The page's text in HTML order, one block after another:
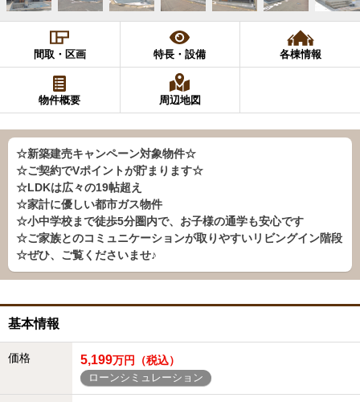
間取・区画 特長・設備 各棟情報
物件概要 周辺地図
☆新築建売キャンペーン対象物件☆
☆ご契約でVポイントが貯まります☆
☆LDKは広々の19帖超え
☆家計に優しい都市ガス物件
☆小中学校まで徒歩5分圏内で、お子様の通学も安心です
☆ご家族とのコミュニケーションが取りやすいリビングイン階段
☆ぜひ、ご覧くださいませ♪
基本情報
価格 5,199万円（税込）
ローンシミュレーション